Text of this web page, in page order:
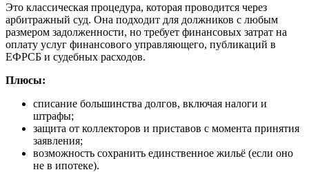
Это классическая процедура, которая проводится через
арбитражный суд. Она подходит для должников с любым
размером задолженности, но требует финансовых затрат на
оплату услуг финансового управляющего, публикаций в
ЕФРСБ и судебных расходов.
Плюсы:
списание большинства долгов, включая налоги и
штрафы;
защита от коллекторов и приставов с момента принятия
заявления;
возможность сохранить единственное жильё (если оно
не в ипотеке).